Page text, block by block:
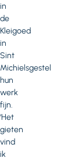
in
de
Kleigoed
in
Sint
Michielsgestel
hun
werk
fijn.
‘Het
gieten
vind
ik